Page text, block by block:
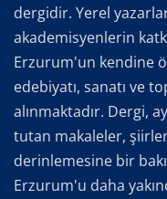
dergidir. Yerel
akademisyenlerin
Erzurum'un kendine
edebiyatı, sanatı ve
alınmaktadır. Dergi,
tutan makaleler,
derinlemesine bir
Erzurum'u daha